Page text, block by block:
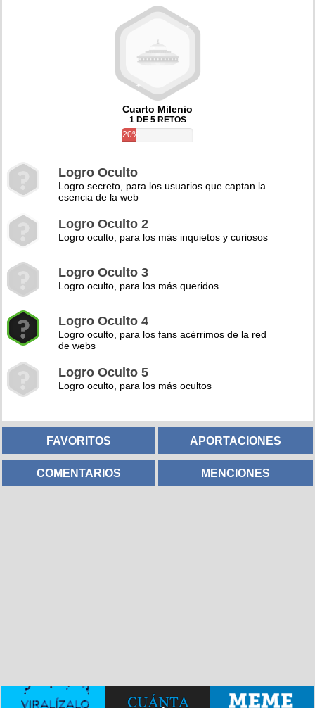
Cuarto Milenio
1 DE 5 RETOS
20%
Logro Oculto
Logro secreto, para los usuarios que captan la
esencia de la web
Logro Oculto 2
Logro oculto, para los más inquietos y curiosos
Logro Oculto 3
Logro oculto, para los más queridos
Logro Oculto 4
Logro oculto, para los fans acérrimos de la red
de webs
Logro Oculto 5
Logro oculto, para los más ocultos
FAVORITOS APORTACIONES
COMENTARIOS MENCIONES